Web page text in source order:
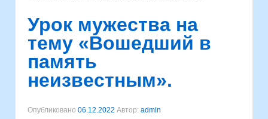
Урок мужества на
тему «Вошедший в
память
неизвестным».
Опубликовано 06.12.2022 Автор: admin